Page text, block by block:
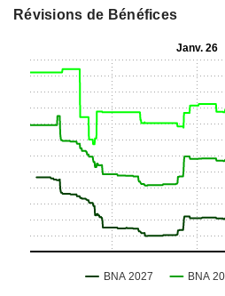
Révisions de Bénéfices